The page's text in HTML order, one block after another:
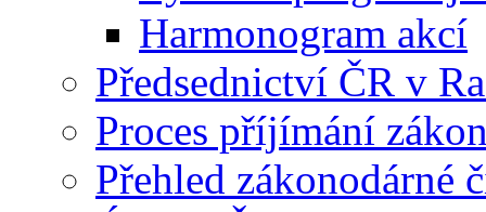
Harmonogram akcí
Předsednictví ČR v
Proces příjímání
Přehled zákonodárné